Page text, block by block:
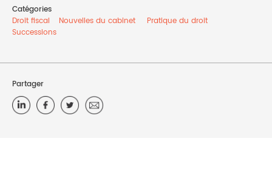
Catégories
Droit fiscal
Nouvelles du cabinet
Pratique du droit
Successions
Partager